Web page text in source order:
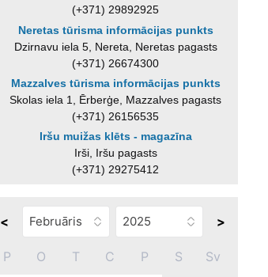
(+371) 29892925
Neretas tūrisma informācijas punkts
Dzirnavu iela 5, Nereta, Neretas pagasts
(+371) 26674300
Mazzalves tūrisma informācijas punkts
Skolas iela 1, Ērberģe, Mazzalves pagasts
(+371) 26156535
Iršu muižas klēts - magazīna
Irši, Iršu pagasts
(+371) 29275412
< >
P O T C P S Sv